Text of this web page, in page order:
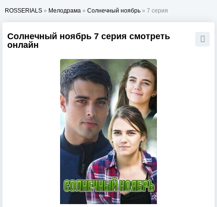
ROSSERIALS » Мелодрама » Солнечный ноябрь » 7 серия
Солнечный ноябрь 7 серия смотреть
онлайн